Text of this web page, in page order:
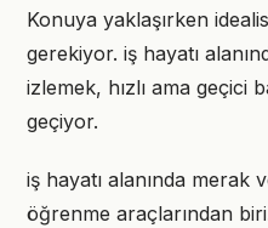
Konuya yaklaşırken
gerekiyor. iş hayatı
izlemek, hızlı ama geçici
geçiyor.
iş hayatı alanında merak
öğrenme araçlarından